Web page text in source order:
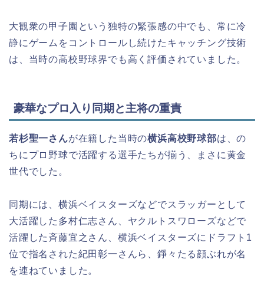
大観衆の甲子園という独特の緊張感の中でも、常に冷
静にゲームをコントロールし続けたキャッチング技術
は、当時の高校野球界でも高く評価されていました。
豪華なプロ入り同期と主将の重責
若杉聖一さんが在籍した当時の横浜高校野球部は、の
ちにプロ野球で活躍する選手たちが揃う、まさに黄金
世代でした。
同期には、横浜ベイスターズなどでスラッガーとして
大活躍した多村仁志さん、ヤクルトスワローズなどで
活躍した斉藤宜之さん、横浜ベイスターズにドラフト1
位で指名された紀田彰一さんら、錚々たる顔ぶれが名
を連ねていました。